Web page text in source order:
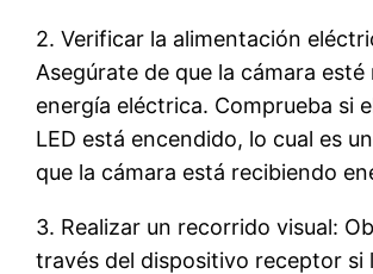
2. Verificar la alimentación
Asegúrate de que la cámara esté
energía eléctrica. Comprueba si
LED está encendido, lo cual es
que la cámara está recibiendo
3. Realizar un recorrido visual:
través del dispositivo receptor si